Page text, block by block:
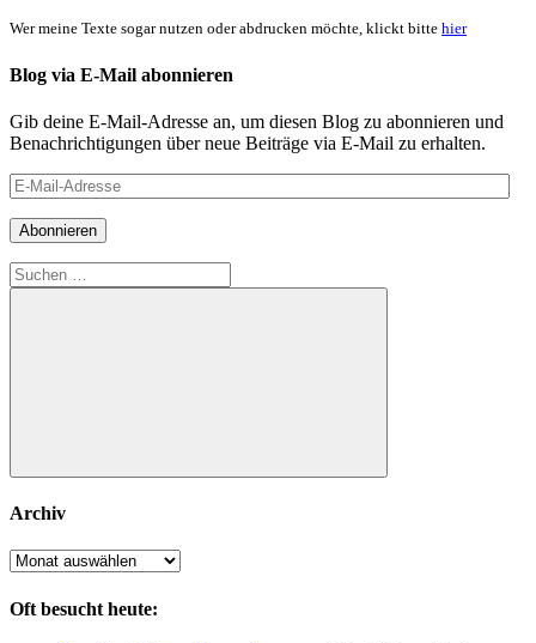
Wer meine Texte sogar nutzen oder abdrucken möchte, klickt bitte hier
Blog via E-Mail abonnieren
Gib deine E-Mail-Adresse an, um diesen Blog zu abonnieren und
Benachrichtigungen über neue Beiträge via E-Mail zu erhalten.
E-
Mail-
Adresse
Abonnieren
Suchen
nach:
Suchen
Archiv
Archiv
Oft besucht heute: